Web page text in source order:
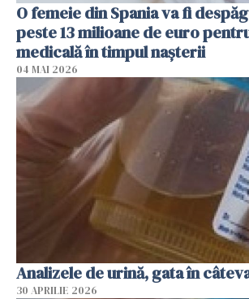
O femeie din Spania va fi
peste 13 milioane de euro
medicală în timpul naşterii
04 MAI 2026
Analizele de urină, gata în
30 APRILIE 2026